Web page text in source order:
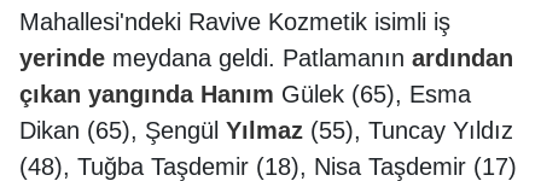
Mahallesi'ndeki Ravive Kozmetik isimli iş
yerinde meydana geldi. Patlamanın ardından
çıkan yangında Hanım Gülek (65), Esma
Dikan (65), Şengül Yılmaz (55), Tuncay Yıldız
(48), Tuğba Taşdemir (18), Nisa Taşdemir (17)